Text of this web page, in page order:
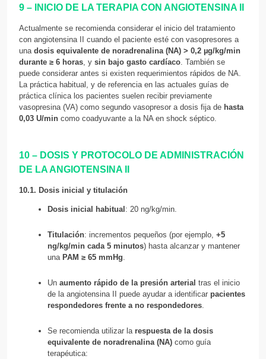
9 – INICIO DE LA TERAPIA CON ANGIOTENSINA II
Actualmente se recomienda considerar el inicio del tratamiento
con angiotensina II cuando el paciente esté con vasopresores a
una dosis equivalente de noradrenalina (NA) > 0,2 µg/kg/min
durante ≥ 6 horas, y sin bajo gasto cardíaco. También se
puede considerar antes si existen requerimientos rápidos de NA.
La práctica habitual, y de referencia en las actuales guías de
práctica clínica los pacientes suelen recibir previamente
vasopresina (VA) como segundo vasopresor a dosis fija de hasta
0,03 U/min como coadyuvante a la NA en shock séptico.
10 – DOSIS Y PROTOCOLO DE ADMINISTRACIÓN
DE LA ANGIOTENSINA II
10.1. Dosis inicial y titulación
Dosis inicial habitual : 20 ng/kg/min.
Titulación: incrementos pequeños (por ejemplo, +5
ng/kg/min cada 5 minutos) hasta alcanzar y mantener
una PAM ≥ 65 mmHg.
Un aumento rápido de la presión arterial tras el inicio
de la angiotensina II puede ayudar a identificar pacientes
respondedores frente a no respondedores.
Se recomienda utilizar la respuesta de la dosis
equivalente de noradrenalina (NA) como guía
terapéutica: